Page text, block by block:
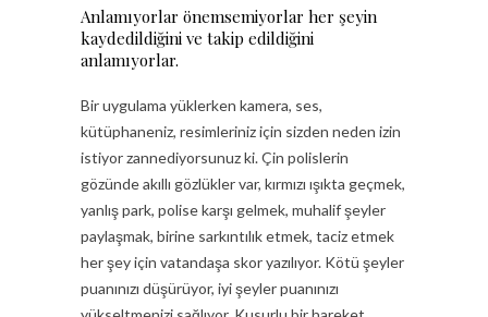
Anlamıyorlar önemsemiyorlar her şeyin
kaydedildiğini ve takip edildiğini
anlamıyorlar.
Bir uygulama yüklerken kamera, ses,
kütüphaneniz, resimleriniz için sizden neden izin
istiyor zannediyorsunuz ki. Çin polislerin
gözünde akıllı gözlükler var, kırmızı ışıkta geçmek,
yanlış park, polise karşı gelmek, muhalif şeyler
paylaşmak, birine sarkıntılık etmek, taciz etmek
her şey için vatandaşa skor yazılıyor. Kötü şeyler
puanınızı düşürüyor, iyi şeyler puanınızı